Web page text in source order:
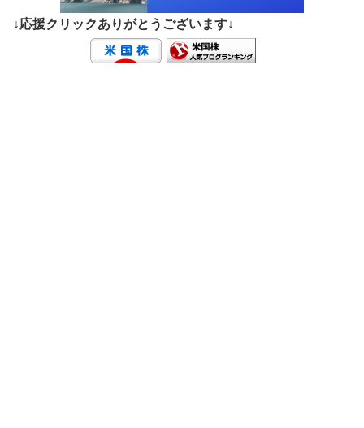
↓応援クリックありがとうございます↓